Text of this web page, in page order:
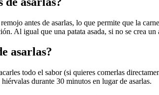
antes de asarlas, lo que permite que la
Al igual que una patata asada, si no se crea
asarlas?
todo el sabor (si quieres comerlas
durante 30 minutos en lugar de asarlas.